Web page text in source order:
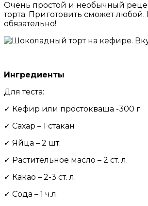
Очень простой и необычный
торта. Приготовить сможет
обязательно!
Ингредиенты
Для теста:
✓ Кефир или простокваша -300 г
✓ Сахар – 1 стакан
✓ Яйца – 2 шт.
✓ Растительное масло – 2 ст. л.
✓ Какао – 2-3 ст. л.
✓ Сода – 1 ч.л.